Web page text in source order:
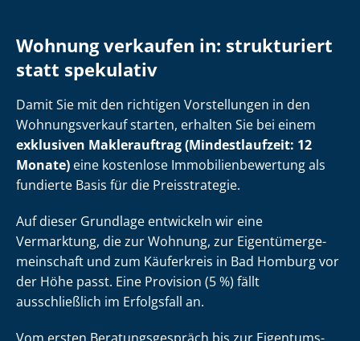
Wohnung verkaufen in: strukturiert
statt spekulativ
Damit Sie mit den richtigen Vorstellungen in den
Wohnungsverkauf starten, erhalten Sie bei einem
exklusiven Maklerauftrag (Mindestlaufzeit: 12
Monate) eine kostenlose Im­mo­bi­li­en­be­wer­tung als
fundierte Basis für die Preisstrategie.
Auf dieser Grundlage entwickeln wir eine
Vermarktung, die zur Wohnung, zur Ei­gen­tü­mer­ge­
mein­schaft und zum Käuferkreis in Bad Homburg vor
der Höhe passt. Eine Provision (5 %) fällt
ausschließlich im Erfolgsfall an.